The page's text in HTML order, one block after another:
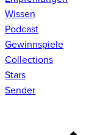
Wissen
Podcast
Gewinnspiele
Collections
Stars
Sender